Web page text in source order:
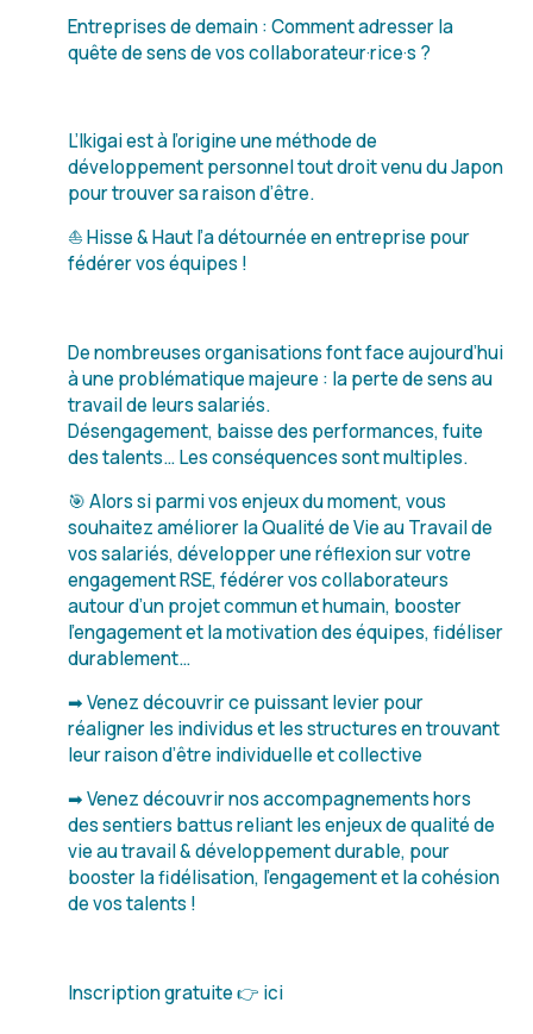
Entreprises de demain : Comment adresser la
quête de sens de vos collaborateur·rice·s ?
L’Ikigai est à l’origine une méthode de
développement personnel tout droit venu du Japon
pour trouver sa raison d’être.
⛵️ Hisse & Haut l’a détournée en entreprise pour
fédérer vos équipes !
De nombreuses organisations font face aujourd’hui
à une problématique majeure : la perte de sens au
travail de leurs salariés.
Désengagement, baisse des performances, fuite
des talents… Les conséquences sont multiples.
🎯 Alors si parmi vos enjeux du moment, vous
souhaitez améliorer la Qualité de Vie au Travail de
vos salariés, développer une réflexion sur votre
engagement RSE, fédérer vos collaborateurs
autour d’un projet commun et humain, booster
l’engagement et la motivation des équipes, fidéliser
durablement…
➡ Venez découvrir ce puissant levier pour
réaligner les individus et les structures en trouvant
leur raison d’être individuelle et collective
➡ Venez découvrir nos accompagnements hors
des sentiers battus reliant les enjeux de qualité de
vie au travail & développement durable, pour
booster la fidélisation, l’engagement et la cohésion
de vos talents !
Inscription gratuite 👉 ici